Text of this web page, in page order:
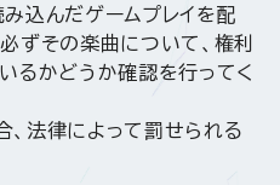
込んだゲームプレイを配
ずその楽曲について、権利
るかどうか確認を行ってく
、法律によって罰せられる